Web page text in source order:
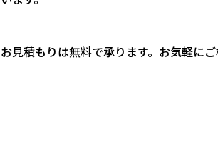
お見積もりは無料で承ります。お気軽にご